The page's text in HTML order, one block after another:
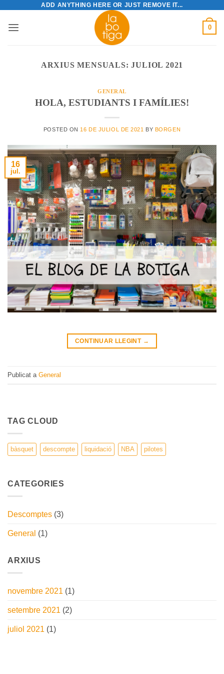
content
ADD ANYTHING HERE OR JUST REMOVE IT...
0
ARXIUS MENSUALS:JULIOL 2021
GENERAL
HOLA, ESTUDIANTS I FAMÍLIES!
POSTED ON 16 DE JULIOL DE 2021 BY BORGEN
16
jul.
CONTINUAR LLEGINT →
Publicat a General
TAG CLOUD
bàsquet descompte liquidació NBA pilotes
CATEGORIES
Descomptes (3)
General (1)
ARXIUS
novembre 2021 (1)
setembre 2021 (2)
juliol 2021 (1)